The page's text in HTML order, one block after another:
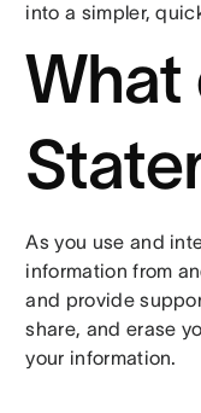
into a simpler,
What
As you use and
information from
and provide
share, and erase
your information.